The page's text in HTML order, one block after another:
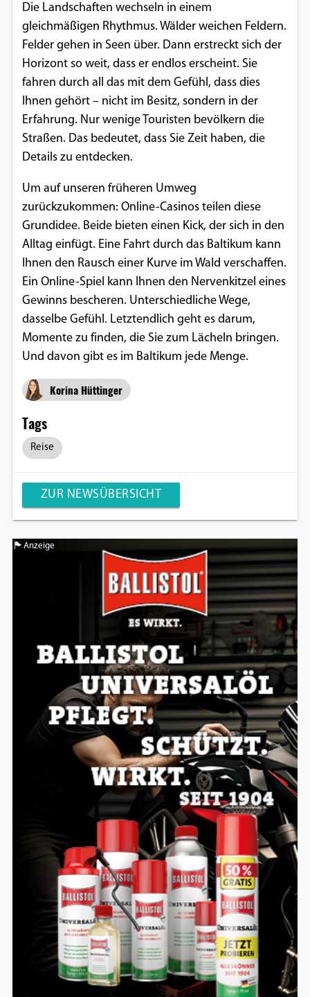
Die Landschaften wechseln in einem
gleichmäßigen Rhythmus. Wälder weichen Feldern.
Felder gehen in Seen über. Dann erstreckt sich der
Horizont so weit, dass er endlos erscheint. Sie
fahren durch all das mit dem Gefühl, dass dies
Ihnen gehört – nicht im Besitz, sondern in der
Erfahrung. Nur wenige Touristen bevölkern die
Straßen. Das bedeutet, dass Sie Zeit haben, die
Details zu entdecken.
Um auf unseren früheren Umweg
zurückzukommen: Online-Casinos teilen diese
Grundidee. Beide bieten einen Kick, der sich in den
Alltag einfügt. Eine Fahrt durch das Baltikum kann
Ihnen den Rausch einer Kurve im Wald verschaffen.
Ein Online-Spiel kann Ihnen den Nervenkitzel eines
Gewinns bescheren. Unterschiedliche Wege,
dasselbe Gefühl. Letztendlich geht es darum,
Momente zu finden, die Sie zum Lächeln bringen.
Und davon gibt es im Baltikum jede Menge.
Korina Hüttinger
Tags
Reise
ZUR NEWSÜBERSICHT
Anzeige